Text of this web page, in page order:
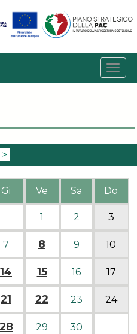
>
Gi Ve Sa Do
1 2 3
7 8 9 10
14 15 16 17
21 22 23 24
28 29 30